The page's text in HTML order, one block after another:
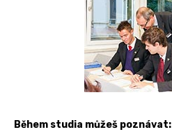
Během studia můžeš poznávat: